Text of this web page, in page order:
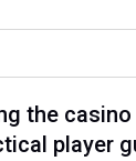
the
player